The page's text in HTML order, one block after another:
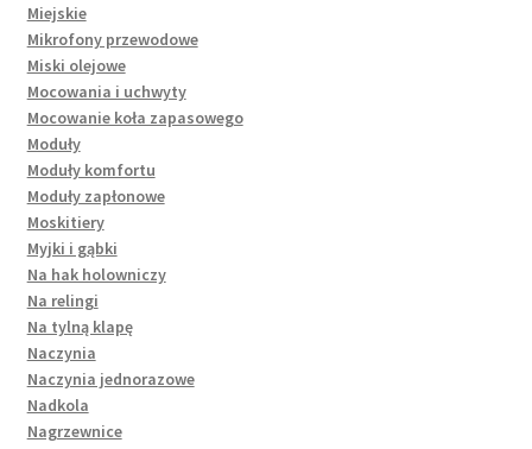
Miejskie
Mikrofony przewodowe
Miski olejowe
Mocowania i uchwyty
Mocowanie koła zapasowego
Moduły
Moduły komfortu
Moduły zapłonowe
Moskitiery
Myjki i gąbki
Na hak holowniczy
Na relingi
Na tylną klapę
Naczynia
Naczynia jednorazowe
Nadkola
Nagrzewnice